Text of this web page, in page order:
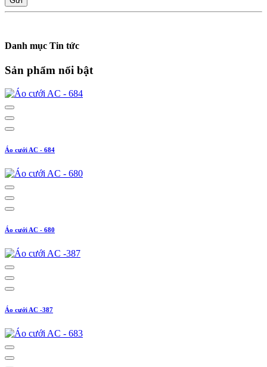
Danh mục Tin tức
Sản phẩm nổi bật
Áo cưới AC - 684
Áo cưới AC - 680
Áo cưới AC -387